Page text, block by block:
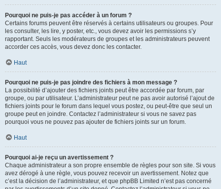
Pourquoi ne puis-je pas accéder à un forum ?
Certains forums peuvent être réservés à certains utilisateurs ou groupes. Pour
les consulter, les lire, y poster, etc., vous devez avoir les permissions s’y
rapportant. Seuls les modérateurs de groupes et les administrateurs peuvent
accorder ces accès, vous devez donc les contacter.
Haut
Pourquoi ne puis-je pas joindre des fichiers à mon message ?
La possibilité d’ajouter des fichiers joints peut être accordée par forum, par
groupe, ou par utilisateur. L’administrateur peut ne pas avoir autorisé l’ajout de
fichiers joints pour le forum dans lequel vous postez, ou peut-être que seul un
groupe peut en joindre. Contactez l’administrateur si vous ne savez pas
pourquoi vous ne pouvez pas ajouter de fichiers joints sur un forum.
Haut
Pourquoi ai-je reçu un avertissement ?
Chaque administrateur a son propre ensemble de règles pour son site. Si vous
avez dérogé à une règle, vous pouvez recevoir un avertissement. Notez que
c’est la décision de l’administrateur, et que phpBB Limited n’est pas concerné